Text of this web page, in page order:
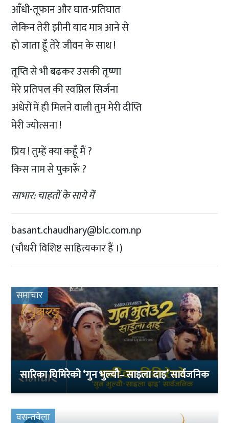
आँधी-तूफान और घात-प्रतिघात
लेकिन तेरी झीनी याद मात्र आने से
हो जाता हूँ तेरे जीवन के साथ !
तृप्ति से भी बढकर उसकी तृष्णा
मेरे प्रतिपल की स्वप्निल सिर्जना
अंधेरों में ही मिलने वाली तुम मेरी दीप्ति
मेरी ज्योत्सना !
प्रिय ! तुम्हें क्या कहूँ मैं ?
किस नाम से पुकारूँ ?
साभार: चाहतों के साये मेंं
basant.chaudhary@blc.com.np
(चौधरी विशिष्ट साहित्यकार हैं ।)
समाचार
सारिका घिमिरेको ‘गुन भुल्यौ– साइला दाइ’ सार्वजनिक
वसन्तवेला